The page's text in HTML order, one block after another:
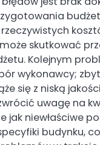
skutkować
Kolejnym
wykonawcy;
się z niską
uwagę na
jak niewłaściwe
budynku,